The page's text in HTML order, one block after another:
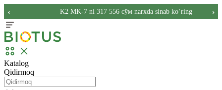
K2 MK-7 ni 317 556 сўм narxda sinab ko‘ring
‹ ›
Katalog
Qidirmoq